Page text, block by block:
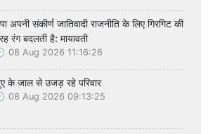
अपनी संकीर्ण जातिवादी राजनीति के लिए गिरगिट की
रंग बदलती है: मायावती
08 Aug 2026 11:16:26
के जाल से उजड़ रहे परिवार
08 Aug 2026 09:13:25